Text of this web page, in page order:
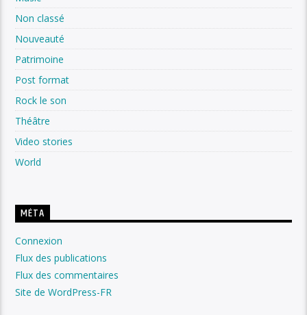
Non classé
Nouveauté
Patrimoine
Post format
Rock le son
Théâtre
Video stories
World
MÉTA
Connexion
Flux des publications
Flux des commentaires
Site de WordPress-FR